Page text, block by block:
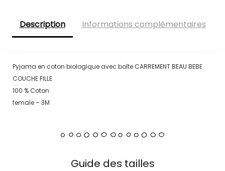
Description Informations complémentaires
Pyjama en coton biologique avec boîte CARREMENT BEAU BEBE
COUCHE FILLE
100 % Coton
female – 3M
Guide des tailles